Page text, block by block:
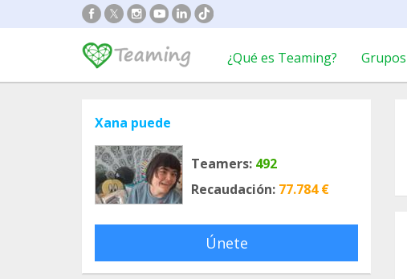
¿Qué es Teaming? Grupos
Xana puede
Teamers: 492
Recaudación: 77.784 €
Únete